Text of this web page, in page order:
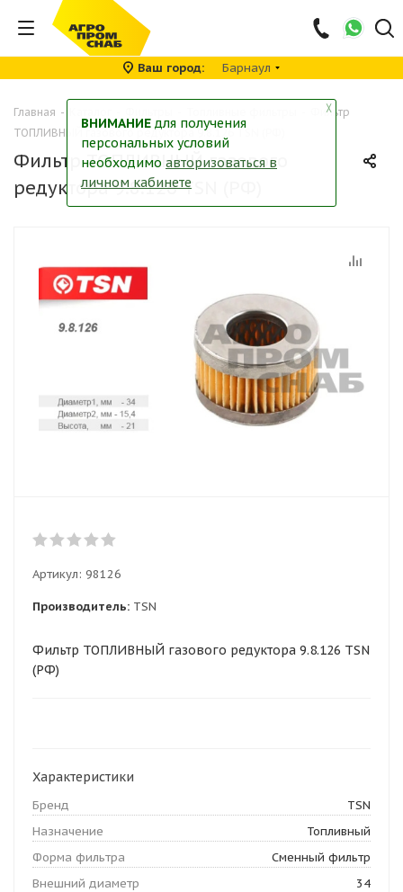
Ваш город Барнаул
Главная -
Фильтр
ТОПЛИВНЫЙ газового редуктора 9.8.126 TSN (РФ)
Фильтр ТОПЛИВНЫЙ газового
редуктора 9.8.126 TSN (РФ)
Артикул: 98126
Производитель: TSN
Фильтр ТОПЛИВНЫЙ газового редуктора 9.8.126 TSN
(РФ)
Характеристики
Бренд
TSN
Назначение
Топливный
Форма фильтра
Сменный фильтр
Внешний диаметр
34
╳
ВНИМАНИЕ для получения
персональных условий
необходимо авторизоваться в
личном кабинете